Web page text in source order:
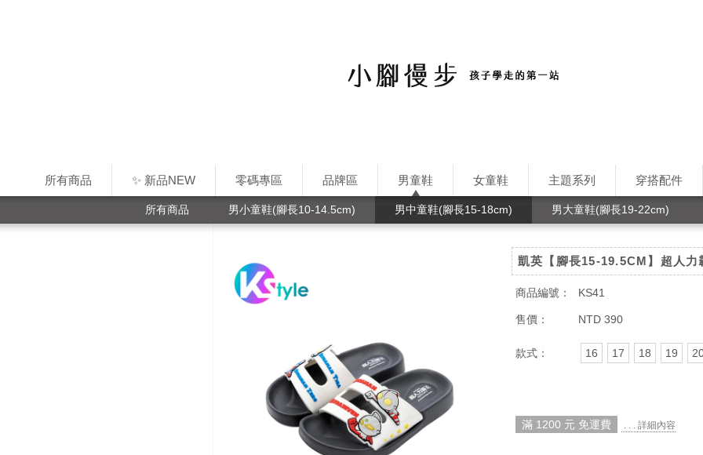
所有商品 ✨ 新品NEW 零碼專區 品牌區 男童鞋 女童鞋 主題系列 穿搭配件
所有商品 男小童鞋(腳長10-14.5cm) 男中童鞋(腳長15-18cm) 男大童鞋(腳長19-22cm)
凱英【腳長15-19.5CM】超人力
商品編號： KS41
售價： NTD 390
款式： 16 17 18 19
滿 1200 元 免運費 . . . 詳細內容